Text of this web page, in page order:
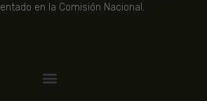
en la Comisión Nacional.